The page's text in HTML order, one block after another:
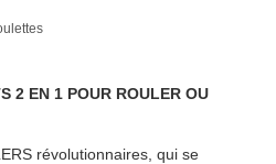
2 EN 1 POUR ROULER OU
révolutionnaires, qui se